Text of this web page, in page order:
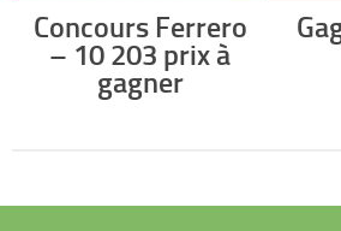
Concours Ferrero
– 10 203 prix à
gagner